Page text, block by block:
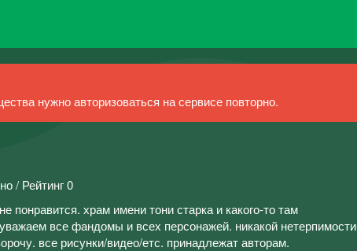
нужно авторизоваться на сервисе повторно.
/ Рейтинг 0
понравится. храм имени тони старка и какого-то там
все фандомы и всех персонажей. никакой нетерпимости
все рисунки/видео/етс. принадлежат авторам.